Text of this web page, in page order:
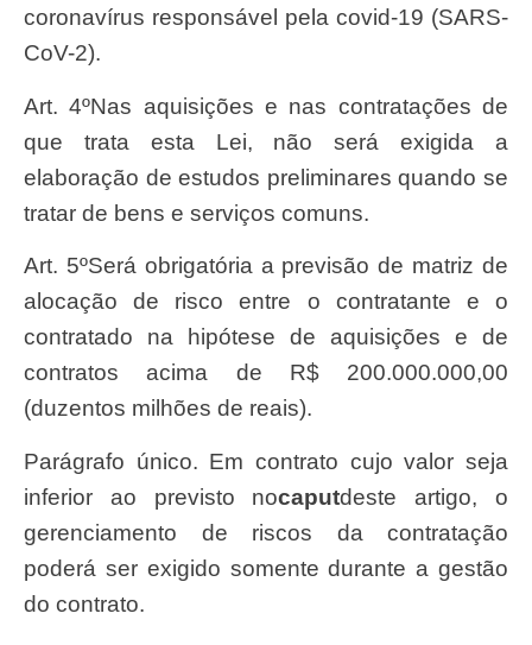
coronavírus responsável pela covid-19 (SARS-
CoV-2).
Art. 4ºNas aquisições e nas contratações de
que trata esta Lei, não será exigida a
elaboração de estudos preliminares quando se
tratar de bens e serviços comuns.
Art. 5ºSerá obrigatória a previsão de matriz de
alocação de risco entre o contratante e o
contratado na hipótese de aquisições e de
contratos acima de R$ 200.000.000,00
(duzentos milhões de reais).
Parágrafo único. Em contrato cujo valor seja
inferior ao previsto nocaputdeste artigo, o
gerenciamento de riscos da contratação
poderá ser exigido somente durante a gestão
do contrato.